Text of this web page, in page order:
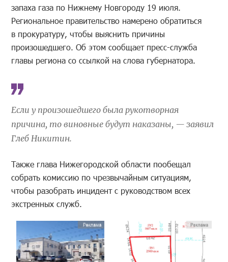
запаха газа по Нижнему Новгороду 19 июля.
Региональное правительство намерено обратиться
в прокуратуру, чтобы выяснить причины
произошедшего. Об этом сообщает пресс-служба
главы региона со ссылкой на слова губернатора.
Если у произошедшего была рукотворная
причина, то виновные будут наказаны, — заявил
Глеб Никитин.
Также глава Нижегородской области пообещал
собрать комиссию по чрезвычайным ситуациям,
чтобы разобрать инцидент с руководством всех
экстренных служб.